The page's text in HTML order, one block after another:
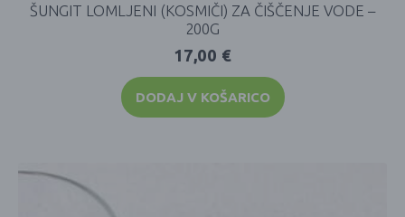
ŠUNGIT LOMLJENI (KOSMIČI) ZA ČIŠČENJE VODE –
200G
17,00 €
DODAJ V KOŠARICO